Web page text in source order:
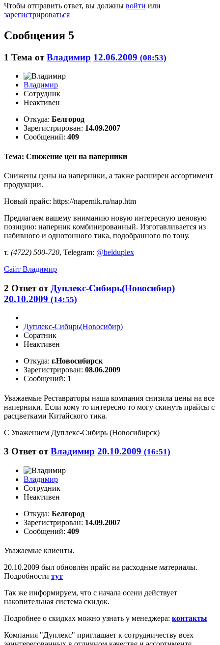
Чтобы отправить ответ, вы должны войти или
зарегистрироваться
Сообщения 5
1 Тема отВладимир 12.06.2009 (08:53)
Владимир
Сотрудник
Неактивен
Откуда: Белгород
Зарегистрирован: 14.09.2007
Сообщений: 409
Тема: Снижение цен на наперники
Снижены цены на наперники, а также расширен ассортимент
продукции.
Новый прайс: https://napernik.ru/nap.htm
Предлагаем вашему вниманию новую интересную ценовую
позицию: наперник комбинированный. Изготавливается из
набивного и однотонного тика, подобранного по тону.
т. (4722) 500-720, Telegram: @belduplex
Сайт Владимир
2 Ответ от Дуплекс-Сибирь(Новосибир)
20.10.2009 (14:55)
Дуплекс-Сибирь(Новосибир)
Соратник
Неактивен
Откуда: г.Новосибирск
Зарегистрирован: 08.06.2009
Сообщений: 1
Уважаемые Реставраторы наша компания снизила цены на все
наперники. Если кому то интересно то могу скинуть прайсы с
расцветками Китайского тика.
С Уважением Дуплекс-Сибирь (Новосибирск)
3 Ответ отВладимир 20.10.2009 (16:51)
Владимир
Сотрудник
Неактивен
Откуда: Белгород
Зарегистрирован: 14.09.2007
Сообщений: 409
Уважаемые клиенты.
20.10.2009 был обновлён прайс на расходные материалы.
Подробности тут
Так же информируем, что с начала осени действует
накопительная система скидок.
Подробнее о скидках можно узнать у менеджера: контакты
Компания "Дуплекс" приглашает к сотрудничеству всех